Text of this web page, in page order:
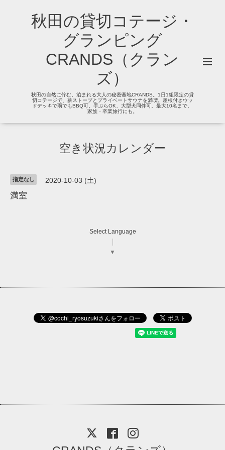
秋田の貸切コテージ・
グランピング
CRANDS（クラン
ズ）
秋田の自然に佇む、泊まれる大人の秘密基地CRANDS。1日1組限定の貸
切コテージで、薪ストーブとプライベートサウナを満喫。屋根付きウッ
ドデッキで雨でもBBQ可。手ぶらOK、大型犬同伴可。最大10名まで、
家族・卒業旅行にも。
空き状況カレンダー
指定なし 2020-10-03 (土)
満室
Select Language
▼